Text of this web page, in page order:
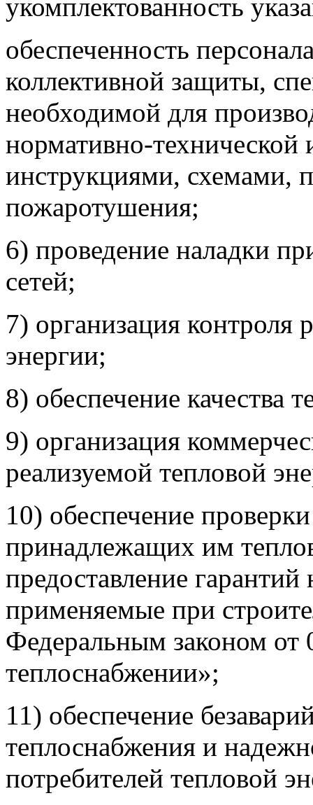
укомплектованность
обеспеченность
коллективной защиты,
необходимой для
нормативно-технической
инструкциями, схемами,
пожаротушения;
6) проведение наладки
сетей;
7) организация контроля
энергии;
8) обеспечение качества
9) организация
реализуемой тепловой
10) обеспечение проверки
принадлежащих им
предоставление
применяемые при
Федеральным законом от
теплоснабжении»;
11) обеспечение
теплоснабжения и
потребителей тепловой